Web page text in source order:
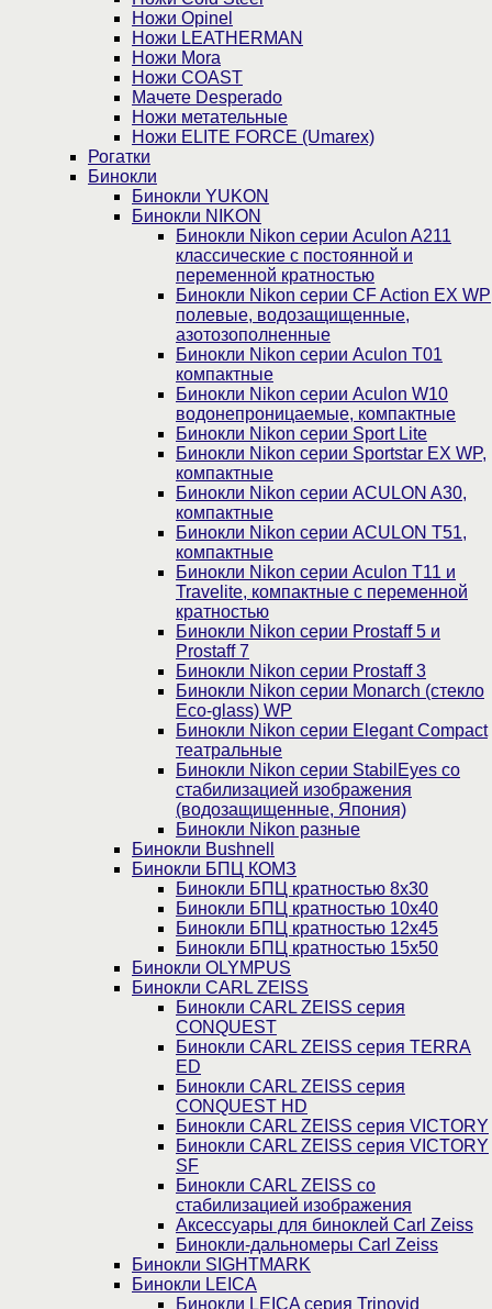
Ножи Opinel
Ножи LEATHERMAN
Ножи Mora
Ножи COAST
Мачете Desperado
Ножи метательные
Ножи ELITE FORCE (Umarex)
Рогатки
Бинокли
Бинокли YUKON
Бинокли NIKON
Бинокли Nikon серии Aculon A211
классические с постоянной и
переменной кратностью
Бинокли Nikon серии СF Action EX WP
полевые, водозащищенные,
азотозополненные
Бинокли Nikon серии Aculon T01
компактные
Бинокли Nikon серии Aculon W10
водонепроницаемые, компактные
Бинокли Nikon серии Sport Lite
Бинокли Nikon серии Sportstar EX WP,
компактные
Бинокли Nikon серии ACULON A30,
компактные
Бинокли Nikon серии ACULON Т51,
компактные
Бинокли Nikon серии Aculon T11 и
Travelite, компактные с переменной
кратностью
Бинокли Nikon серии Prostaff 5 и
Prostaff 7
Бинокли Nikon серии Prostaff 3
Бинокли Nikon серии Monarch (стекло
Eco-glass) WP
Бинокли Nikon серии Elegant Compact
театральные
Бинокли Nikon серии StabilEyes со
стабилизацией изображения
(водозащищенные, Япония)
Бинокли Nikon разные
Бинокли Bushnell
Бинокли БПЦ КОМЗ
Бинокли БПЦ кратностью 8х30
Бинокли БПЦ кратностью 10х40
Бинокли БПЦ кратностью 12х45
Бинокли БПЦ кратностью 15х50
Бинокли OLYMPUS
Бинокли CARL ZEISS
Бинокли CARL ZEISS серия
CONQUEST
Бинокли CARL ZEISS серия TERRA
ED
Бинокли CARL ZEISS серия
CONQUEST HD
Бинокли CARL ZEISS серия VICTORY
Бинокли CARL ZEISS серия VICTORY
SF
Бинокли CARL ZEISS со
стабилизацией изображения
Аксессуары для биноклей Carl Zeiss
Бинокли-дальномеры Carl Zeiss
Бинокли SIGHTMARK
Бинокли LEICA
Бинокли LEICA серия Trinovid